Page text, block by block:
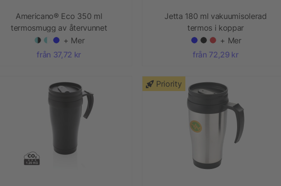
Americano® Eco 350 ml
termosmugg av återvunnet
material med spillsäkert lock
+ Mer
från 37,72 kr
Jetta 180 ml vakuumisolerad
termos i koppar
+ Mer
från 72,29 kr
Priority